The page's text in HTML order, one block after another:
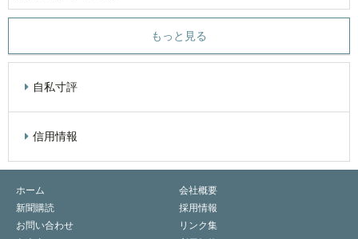
もっと見る
自私寸評
信用情報
ホーム
会社概要
新聞購読
採用情報
お問い合わせ
リンク集